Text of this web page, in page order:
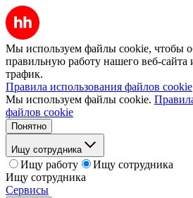
Мы используем файлы cookie, чтобы
правильную работу нашего веб-сайта
трафик.
Правила использования файлов cookie
Мы используем файлы cookie.
файлов cookie
Понятно
Ищу сотрудника
Ищу работу
Ищу сотрудника
Ищу сотрудника
Сервисы